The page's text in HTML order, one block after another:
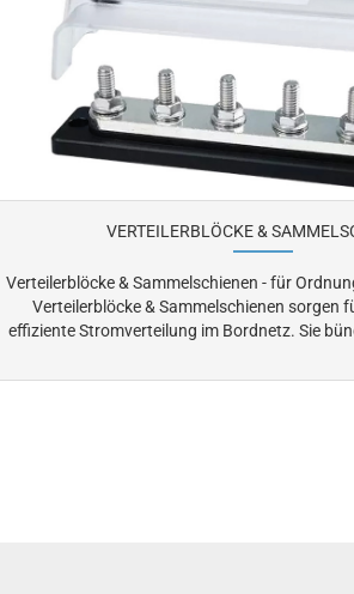
VERTEILERBLÖCKE &
Verteilerblöcke & Sammelschienen - für
Verteilerblöcke & Sammelschienen sorgen
effiziente Stromverteilung im Bordnetz. Sie bündeln mehrere Kabel an
gesamten Elektroinstallation. Durch stabile Verbindungen werden